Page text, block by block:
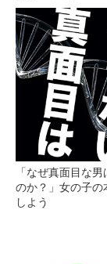
「なぜ真面目な
のか？」女の子の
しよう